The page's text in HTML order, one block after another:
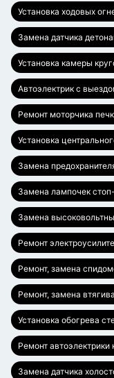
Установка ходовых
Замена датчика
Установка камеры
Автоэлектрик с
Ремонт моторчика
Установка
Замена
Замена лампочек
Замена
Ремонт
Ремонт, замена
Ремонт, замена
Установка обогрева
Ремонт автоэлектрики
Замена датчика